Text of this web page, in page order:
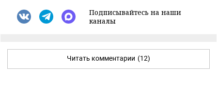
Подписывайтесь на наши
каналы
Читать комментарии (12)